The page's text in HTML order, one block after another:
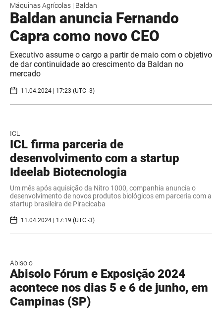
Máquinas Agrícolas | Baldan
Baldan anuncia Fernando
Capra como novo CEO
Executivo assume o cargo a partir de maio com o objetivo
de dar continuidade ao crescimento da Baldan no
mercado
11.04.2024 | 17:23 (UTC -3)
ICL
ICL firma parceria de
desenvolvimento com a startup
Ideelab Biotecnologia
Um mês após aquisição da Nitro 1000, companhia anuncia o
desenvolvimento de novos produtos biológicos em parceria com a
startup brasileira de Piracicaba
11.04.2024 | 17:19 (UTC -3)
Abisolo
Abisolo Fórum e Exposição 2024
acontece nos dias 5 e 6 de junho, em
Campinas (SP)